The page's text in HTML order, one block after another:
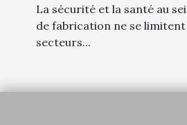
La sécurité et la santé au
de fabrication ne se limitent
secteurs...